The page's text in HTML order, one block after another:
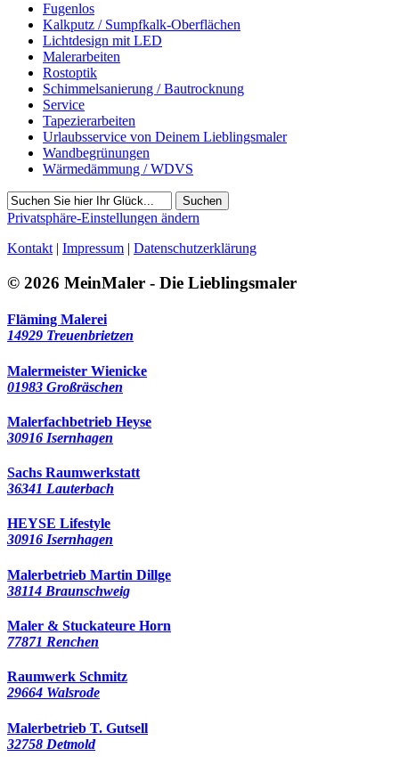
Fugenlos
Kalkputz / Sumpfkalk-Oberflächen
Lichtdesign mit LED
Malerarbeiten
Rostoptik
Schimmelsanierung / Bautrocknung
Service
Tapezierarbeiten
Urlaubsservice von Deinem Lieblingsmaler
Wandbegrünungen
Wärmedämmung / WDVS
Suchen
Privatsphäre-Einstellungen ändern
Kontakt| Impressum | Datenschutzerklärung
© 2026 MeinMaler - Die Lieblingsmaler
Fläming Malerei
14929 Treuenbrietzen
Malermeister Wienicke
01983 Großräschen
Malerfachbetrieb Heyse
30916 Isernhagen
Sachs Raumwerkstatt
36341 Lauterbach
HEYSE Lifestyle
30916 Isernhagen
Malerbetrieb Martin Dillge
38114 Braunschweig
Maler & Stuckateure Horn
77871 Renchen
Raumwerk Schmitz
29664 Walsrode
Malerbetrieb T. Gutsell
32758 Detmold